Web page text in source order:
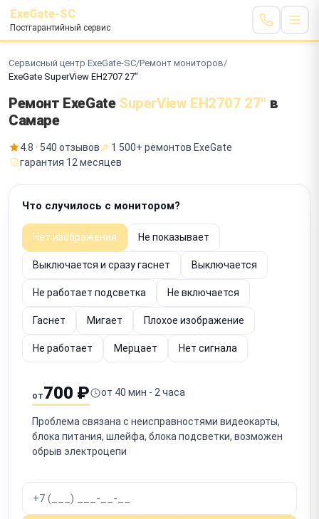
ExeGate-SC
Постгарантийный сервис
Сервисный центр ExeGate-SC/Ремонт мониторов/
ExeGate SuperView EH2707 27"
Ремонт ExeGate SuperView EH2707 27" в
Самаре
4.8 · 540 отзывов
1 500+ ремонтов ExeGate
гарантия 12 месяцев
Что случилось с монитором?
Нет изображения Не показывает
Выключается и сразу гаснет Выключается
Не работает подсветка Не включается
Гаснет Мигает Плохое изображение
Не работает Мерцает Нет сигнала
от700 ₽ от 40 мин - 2 часа
Проблема связана с неисправностями видеокарты,
блока питания, шлейфа, блока подсветки, возможен
обрыв электроцепи